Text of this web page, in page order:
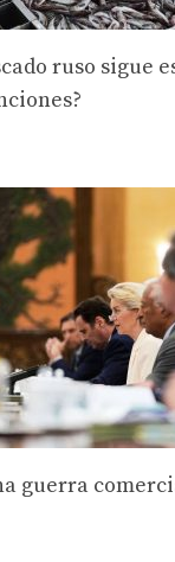
ruso sigue
guerra